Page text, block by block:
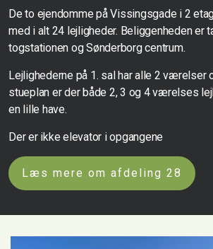
De to ejendomme på Vissingsgade i 2
med i alt 24 lejligheder. Beliggenheden er
togstationen og Sønderborg centrum.
Lejlighederne på 1. sal har alle 2 værelser
stueplan er der både 2, 3 og 4 værelses
en lille have.
Der er ikke elevator i opgangene
Læs mere om afdeling 28